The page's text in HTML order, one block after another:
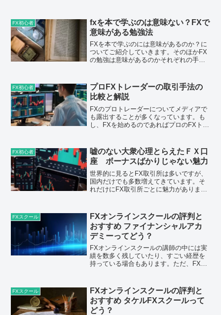
FX初心者
fxを本で学ぶのは意味ない？FXで
意味がある勉強法
FXを本で学ぶのには意味があるのか？に
ついてご紹介していきます。そのほかFX
の勉強は意味があるのかそれぞれの手法
FX初心者
プロFXトレーダーの取引手法の
比較と解説
FXのプロトレーダーについてメディアで
も露出することが多くなっています。も
し、FXを始めるのであればプロのFXトレ
ダーの取引手法を5人のプロトレーダーか
らご紹介します...
FX初心者
嘘のない大衆心理とらえたＦＸ口
座 ボーナスばかりじゃない魅力
世界的に見るとFX取引所は多いですが、
国内だけでも多数増えてきています。そ
れだけにFX取引所ごとに魅力がありま
心者から上級者までおすすめできるFX取
引所を6社ご紹介...
FXスクール
FXオンラインスクールの評判と
おすすめ ファイナンシャルアカ
デミーってどう？
FXオンラインスクールの講師の中には実
績を数多く残していたり、すごい経歴を
持っている場合もあります。ただ、FXオ
が良い評判だけというのは少ないでしょ
う。ここではFXオ...
FXスクール
FXオンラインスクールの評判と
おすすめ タケルFXスクールって
どう？